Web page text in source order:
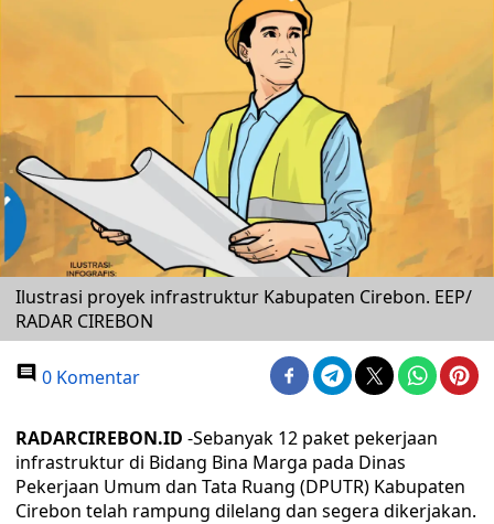
Ilustrasi proyek infrastruktur Kabupaten Cirebon. EEP/
RADAR CIREBON
0 Komentar
RADARCIREBON.ID -Sebanyak 12 paket pekerjaan
infrastruktur di Bidang Bina Marga pada Dinas
Pekerjaan Umum dan Tata Ruang (DPUTR) Kabupaten
Cirebon telah rampung dilelang dan segera dikerjakan.